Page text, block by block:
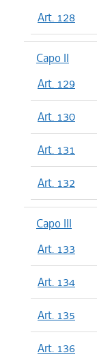
Art. 128
Capo II
Art. 129
Art. 130
Art. 131
Art. 132
Capo III
Art. 133
Art. 134
Art. 135
Art. 136